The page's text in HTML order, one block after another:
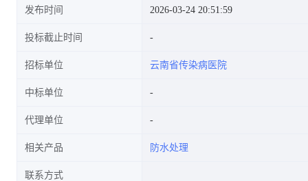
发布时间 2026-03-24 20:51:59
投标截止时间
招标单位 云南省传染病医院
中标单位
代理单位
相关产品 防水处理
联系方式